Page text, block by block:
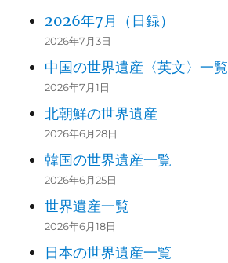
2026年7月（日録）
2026年7月3日
中国の世界遺産〈英文〉一覧
2026年7月1日
北朝鮮の世界遺産
2026年6月28日
韓国の世界遺産一覧
2026年6月25日
世界遺産一覧
2026年6月18日
日本の世界遺産一覧